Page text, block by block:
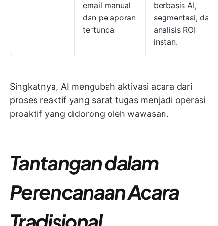
email manual
dan pelaporan
tertunda
berbasis AI,
segmentasi, dan
analisis ROI
instan.
Singkatnya, AI mengubah aktivasi acara dari
proses reaktif yang sarat tugas menjadi operasi
proaktif yang didorong oleh wawasan.
Tantangan dalam
Perencanaan Acara
Tradisional